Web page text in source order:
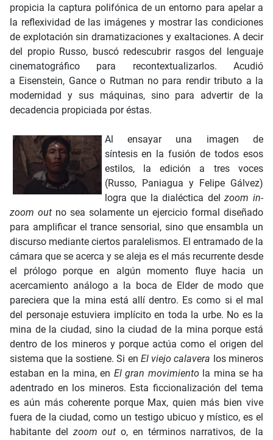
propicia la captura polifónica de un entorno para apelar a
la reflexividad de las imágenes y mostrar las condiciones
de explotación sin dramatizaciones y exaltaciones. A decir
del propio Russo, buscó redescubrir rasgos del lenguaje
cinematográfico para recontextualizarlos. Acudió
a Eisenstein, Gance o Rutman no para rendir tributo a la
modernidad y sus máquinas, sino para advertir de la
decadencia propiciada por éstas.
Al ensayar una imagen de
síntesis en la fusión de todos esos
estilos, la edición a tres voces
(Russo, Paniagua y Felipe Gálvez)
logra que la dialéctica delzoom in-
zoom out no sea solamente un ejercicio formal diseñado
para amplificar el trance sensorial, sino que ensambla un
discurso mediante ciertos paralelismos. El entramado de la
cámara que se acerca y se aleja es el más recurrente desde
el prólogo porque en algún momento fluye hacia un
acercamiento análogo a la boca de Elder de modo que
pareciera que la mina está allí dentro. Es como si el mal
del personaje estuviera implícito en toda la urbe. No es la
mina de la ciudad, sino la ciudad de la mina porque está
dentro de los mineros y porque actúa como el origen del
sistema que la sostiene. Si en El viejo calavera los mineros
estaban en la mina, en El gran movimientola mina se ha
adentrado en los mineros. Esta ficcionalización del tema
es aún más coherente porque Max, quien más bien vive
fuera de la ciudad, como un testigo ubicuo y místico, es el
habitante del zoom out o, en términos narrativos, de la